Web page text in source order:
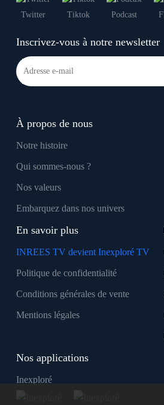
Twitter Tiktok Podcast
Inscrivez-vous à notre newsletter
À propos de nous
Notre histoire
Qui sommes-nous ?
Nos valeurs
Embarquez dans nos univers
En savoir plus
INREES TV devient Inexploré TV
Politique de confidentialité
Conditions générales de vente
Mentions légales
Nos applications
Inexploré